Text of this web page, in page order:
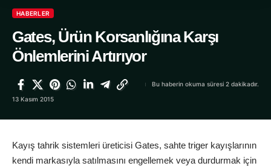
HABERLER
Gates, Ürün Korsanlığına Karşı
Önlemlerini Artırıyor
13 Kasım 2015
Bu haberin okuma süresi 2 dakikadır.
Kayış tahrik sistemleri üreticisi Gates, sahte triger kayışlarının
kendi markasıyla satılmasını engellemek veya durdurmak için